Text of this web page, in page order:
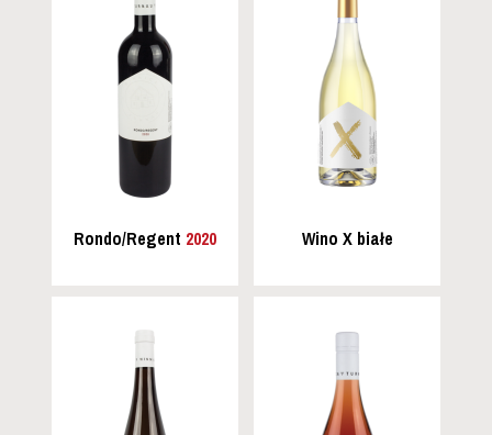
Rondo/Regent 2020 Wino X białe